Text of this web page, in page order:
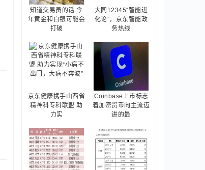
知道交易员的话 今
年黄金和白银可能会
打破
大同12345“智能进
化论”，京东智能政
务热线
京东健康携手山西省
精神科专科联盟 助
力实
Coinbase上市标志
着加密货币向主流迈
进的最